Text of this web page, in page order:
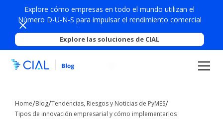
Explore cómo empresas en todo el mundo utilizan el
Número D-U-N-S para impulsar el rendimiento comercial
Explore las soluciones de CIAL
Home/Blog/Tendencias, Riesgos y Noticias de PyMES/
Tipos de innovación empresarial y cómo implementarlos